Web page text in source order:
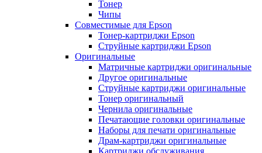
Тонер
Чипы
Совместимые для Epson
Тонер-картриджи Epson
Струйные картриджи Epson
Оригинальные
Матричные картриджи оригинальные
Другое оригинальные
Струйные картриджи оригинальные
Тонер оригинальный
Чернила оригинальные
Печатающие головки оригинальные
Наборы для печати оригинальные
Драм-картриджи оригинальные
Картриджи обслуживания